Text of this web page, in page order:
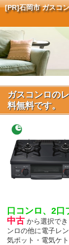
[PR]石岡市 ガスコ
ガスコンロの
料無料です。
口コンロ、2口
中古 から選択で
ンロの他に電子レ
気ポット・電気ケ